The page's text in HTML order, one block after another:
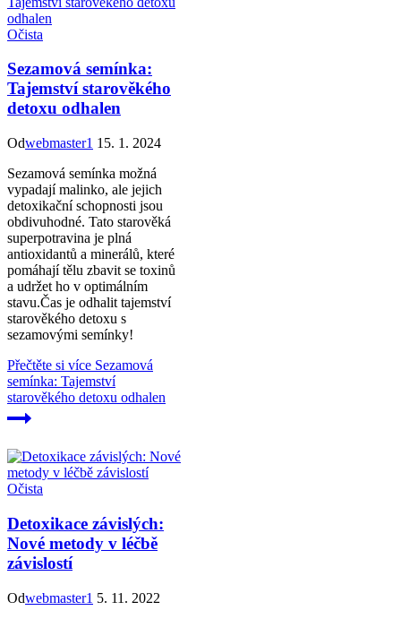
Očista
Sezamová semínka:
Tajemství starověkého
detoxu odhalen
Odwebmaster1 15. 1. 2024
Sezamová semínka možná
vypadají malinko, ale jejich
detoxikační schopnosti jsou
obdivuhodné. Tato starověká
superpotravina je plná
antioxidantů a minerálů, které
pomáhají tělu zbavit se toxinů
a udržet ho v optimálním
stavu.Čas je odhalit tajemství
starověkého detoxu s
sezamovými semínky!
Přečtěte si více Sezamová
semínka: Tajemství
starověkého detoxu odhalen
Očista
Detoxikace závislých:
Nové metody v léčbě
závislostí
Odwebmaster1 5. 11. 2022